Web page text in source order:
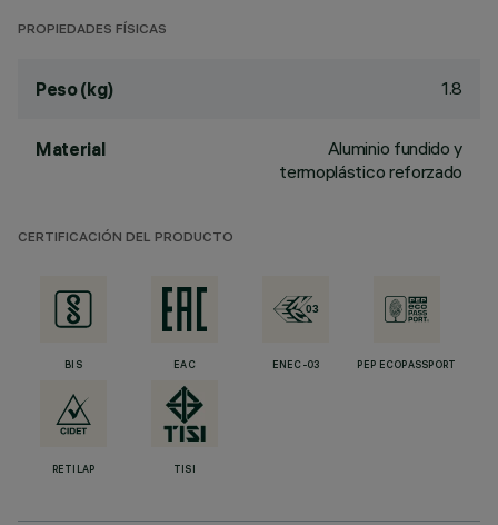
PROPIEDADES FÍSICAS
Peso (kg) 1.8
Material
Aluminio fundido y
termoplástico reforzado
CERTIFICACIÓN DEL PRODUCTO
BIS EAC ENEC-03 PEP ECOPASSPORT
RETILAP TISI